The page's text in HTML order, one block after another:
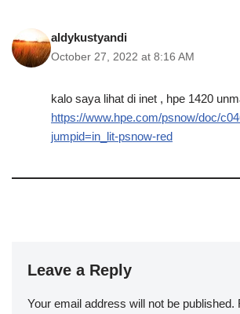
aldykustyandi
October 27, 2022 at 8:16 AM
kalo saya lihat di inet , hpe 1420
https://www.hpe.com/psnow/doc/
jumpid=in_lit-psnow-red
Leave a Reply
Your email address will not be published.